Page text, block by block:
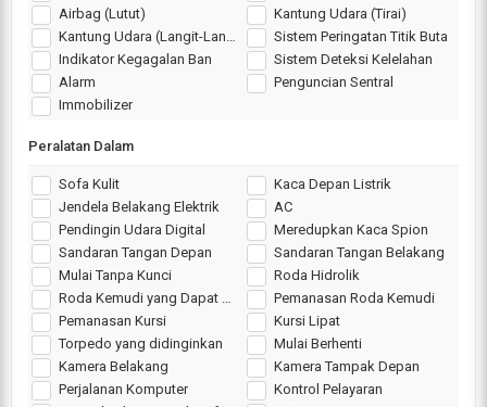
Airbag (Lutut)
Kantung Udara (Tirai)
Kantung Udara (Langit-Langit)
Sistem Peringatan Titik Buta
Indikator Kegagalan Ban
Sistem Deteksi Kelelahan
Alarm
Penguncian Sentral
Immobilizer
Peralatan Dalam
Sofa Kulit
Kaca Depan Listrik
Jendela Belakang Elektrik
AC
Pendingin Udara Digital
Meredupkan Kaca Spion
Sandaran Tangan Depan
Sandaran Tangan Belakang
Mulai Tanpa Kunci
Roda Hidrolik
Roda Kemudi yang Dapat Disesuaikan
Pemanasan Roda Kemudi
Pemanasan Kursi
Kursi Lipat
Torpedo yang didinginkan
Mulai Berhenti
Kamera Belakang
Kamera Tampak Depan
Perjalanan Komputer
Kontrol Pelayaran